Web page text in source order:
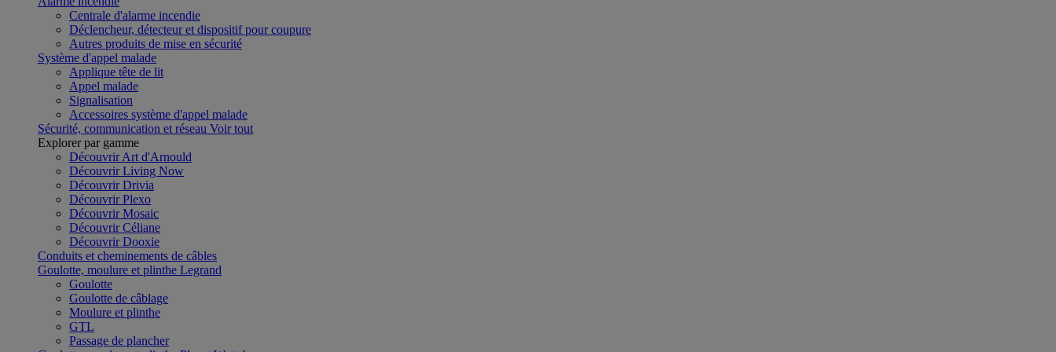
Centrale d'alarme incendie
Déclencheur, détecteur et dispositif pour coupure
Autres produits de mise en sécurité
Système d'appel malade
Applique tête de lit
Appel malade
Signalisation
Accessoires système d'appel malade
Sécurité, communication et réseau Voir tout
Explorer par gamme
Découvrir Art d'Arnould
Découvrir Living Now
Découvrir Drivia
Découvrir Plexo
Découvrir Mosaic
Découvrir Céliane
Découvrir Dooxie
Conduits et cheminements de câbles
Goulotte, moulure et plinthe Legrand
Goulotte
Goulotte de câblage
Moulure et plinthe
GTL
Passage de plancher